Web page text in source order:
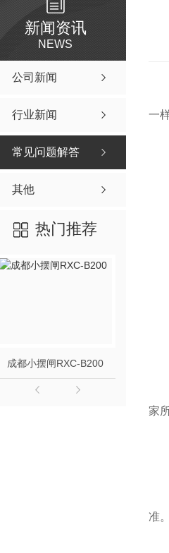
新闻资讯
NEWS
公司新闻
行业新闻
常见问题解答
其他
热门推荐
成都小摆闸RXC-B200
一
家
准